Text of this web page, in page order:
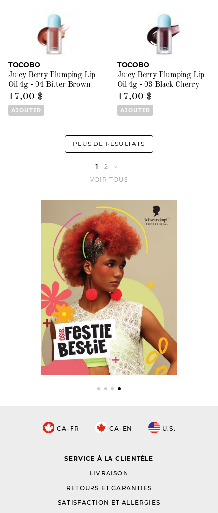
TOCOBO
Juicy Berry Plumping Lip
Oil 4g - 04 Bitter Brown
17,00 $
AJOUTER
TOCOBO
Juicy Berry Plumping Lip
Oil 4g - 03 Black Cherry
17,00 $
AJOUTER
PLUS DE RÉSULTATS
1 2
>
VOIR TOUS
CA-FR CA-EN U.S.
SERVICE À LA CLIENTÈLE
LIVRAISON
RETOURS ET GARANTIES
SATISFACTION ET ALLERGIES